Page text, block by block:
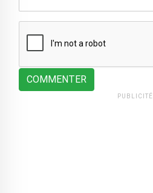
COMMENTER
PUBLICITÉ